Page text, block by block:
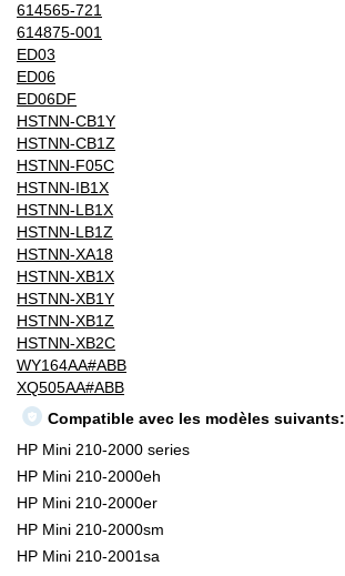
614565-721
614875-001
ED03
ED06
ED06DF
HSTNN-CB1Y
HSTNN-CB1Z
HSTNN-F05C
HSTNN-IB1X
HSTNN-LB1X
HSTNN-LB1Z
HSTNN-XA18
HSTNN-XB1X
HSTNN-XB1Y
HSTNN-XB1Z
HSTNN-XB2C
WY164AA#ABB
XQ505AA#ABB
Compatible avec les modèles suivants:
HP Mini 210-2000 series
HP Mini 210-2000eh
HP Mini 210-2000er
HP Mini 210-2000sm
HP Mini 210-2001sa